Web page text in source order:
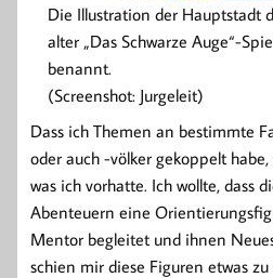
Die Illustration der Hauptstadt
alter „Das Schwarze Auge“-
benannt.
(Screenshot: Jurgeleit)
Dass ich Themen an bestimmte
oder auch -völker gekoppelt
was ich vorhatte. Ich wollte, dass
Abenteuern eine
Mentor begleitet und ihnen
schien mir diese Figuren etwas